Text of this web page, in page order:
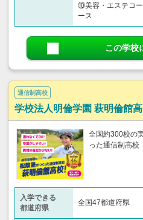
⑩美容・エステコ
ース
この学校
通信制高校
学校法人明倫学園 萩明倫館
全国約300校の
った通信制高校
入学できる
都道府県
全国47都道府県